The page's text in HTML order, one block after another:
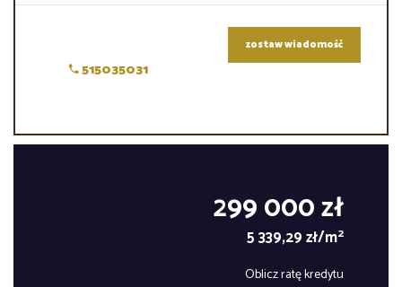
515035031
zostaw wiadomość
299 000 zł
5 339,29 zł/m2
Oblicz ratę kredytu